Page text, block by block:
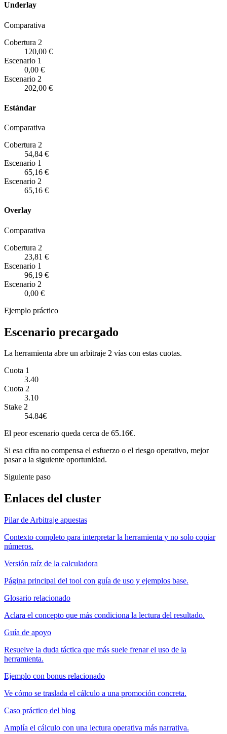
Underlay
Comparativa
Cobertura 2
120,00 €
Escenario 1
0,00 €
Escenario 2
202,00 €
Estándar
Comparativa
Cobertura 2
54,84 €
Escenario 1
65,16 €
Escenario 2
65,16 €
Overlay
Comparativa
Cobertura 2
23,81 €
Escenario 1
96,19 €
Escenario 2
0,00 €
Ejemplo práctico
Escenario precargado
La herramienta abre un arbitraje 2 vías con estas cuotas.
Cuota 1
3.40
Cuota 2
3.10
Stake 2
54.84€
El peor escenario queda cerca de 65.16€.
Si esa cifra no compensa el esfuerzo o el riesgo operativo, mejor
pasar a la siguiente oportunidad.
Siguiente paso
Enlaces del cluster
Pilar de Arbitraje apuestas
Contexto completo para interpretar la herramienta y no solo copiar
números.
Versión raíz de la calculadora
Página principal del tool con guía de uso y ejemplos base.
Glosario relacionado
Aclara el concepto que más condiciona la lectura del resultado.
Guía de apoyo
Resuelve la duda táctica que más suele frenar el uso de la
herramienta.
Ejemplo con bonus relacionado
Ve cómo se traslada el cálculo a una promoción concreta.
Caso práctico del blog
Amplía el cálculo con una lectura operativa más narrativa.